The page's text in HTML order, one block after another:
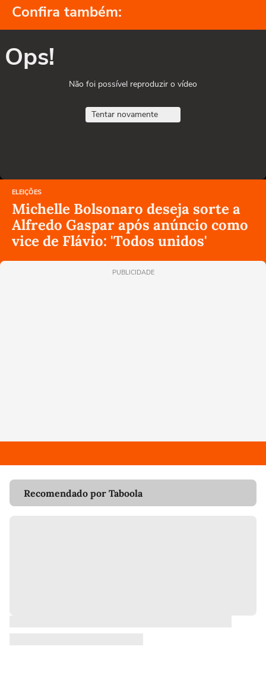
Confira também:
Ops!
Não foi possível reproduzir o vídeo
Tentar novamente
ELEIÇÕES
Michelle Bolsonaro deseja sorte a
Alfredo Gaspar após anúncio como
vice de Flávio: 'Todos unidos'
PUBLICIDADE
Recomendado por Taboola